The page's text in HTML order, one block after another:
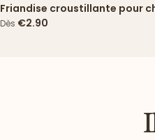
Friandise croustillante pour
Dès €2.90